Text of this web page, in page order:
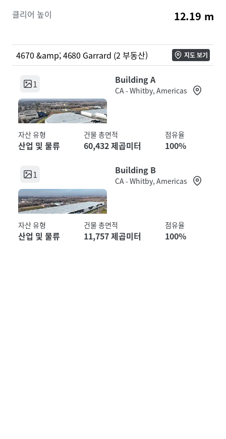
클리어 높이 12.19 m
4670 &amp; 4680 Garrard (2 부동산) 지도 보기
1 Building A
CA - Whitby, Americas
자산 유형
산업 및 물류
건물 총면적
60,432 제곱미터
점유율
100%
1 Building B
CA - Whitby, Americas
자산 유형
산업 및 물류
건물 총면적
11,757 제곱미터
점유율
100%